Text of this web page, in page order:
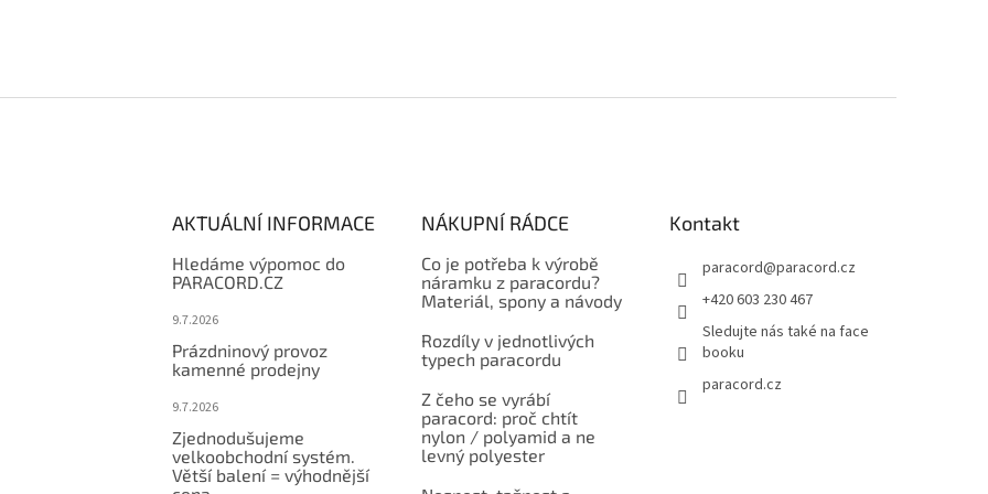
AKTUÁLNÍ INFORMACE
Hledáme výpomoc do
PARACORD.CZ
9.7.2026
Prázdninový provoz
kamenné prodejny
9.7.2026
Zjednodušujeme
velkoobchodní systém.
Větší balení = výhodnější
NÁKUPNÍ RÁDCE
Co je potřeba k výrobě
náramku z paracordu?
Materiál, spony a návody
Rozdíly v jednotlivých
typech paracordu
Z čeho se vyrábí
paracord: proč chtít
nylon / polyamid a ne
levný polyester
Kontakt
paracord@paracord.cz
+420 603 230 467
Sledujte nás také na face
booku
paracord.cz